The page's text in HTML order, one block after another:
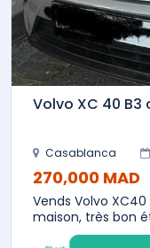
Volvo XC 40 B3
Casablanca
270,000 MAD
Vends Volvo
maison, très bon